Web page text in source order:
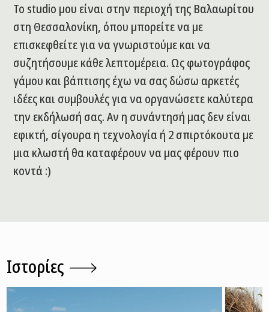
Το studio μου είναι στην περιοχή της Βαλαωρίτου
στη Θεσσαλονίκη, όπου μπορείτε να με
επισκεφθείτε για να γνωριστούμε και να
συζητήσουμε κάθε λεπτομέρεια. Ως φωτογράφος
γάμου και βάπτισης έχω να σας δώσω αρκετές
ιδέες και συμβουλές για να οργανώσετε καλύτερα
την εκδήλωσή σας. Αν η συνάντησή μας δεν είναι
εφικτή, σίγουρα η τεχνολογία ή 2 σπιρτόκουτα με
μια κλωστή θα καταφέρουν να μας φέρουν πιο
κοντά :)
Ιστορίες